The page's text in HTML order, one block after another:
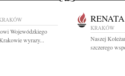
Wojewódzkiego
wyrazy...
KRAKÓW
Naszej
szczerego